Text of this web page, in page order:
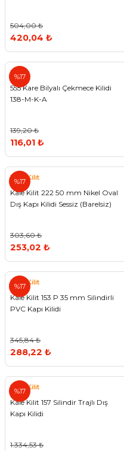
504,00 ₺
420,04 ₺
%17
555
555 Kare Bilyalı Çekmece Kilidi
138-M-K-A
139,20 ₺
116,01 ₺
%17
Kale Kilit
Kale Kilit 222 50 mm Nikel Oval
Dış Kapı Kilidi Sessiz (Barelsiz)
303,60 ₺
253,02 ₺
%17
Kale Kilit
Kale Kilit 153 P 35 mm Silindirli
PVC Kapı Kilidi
345,84 ₺
288,22 ₺
%17
Kale Kilit
Kale Kilit 157 Silindir Trajlı Dış
Kapı Kilidi
1.334,53 ₺